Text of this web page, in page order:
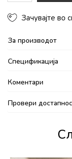
Зачувајте во
За производот
Спецификација
Коментари
Провери